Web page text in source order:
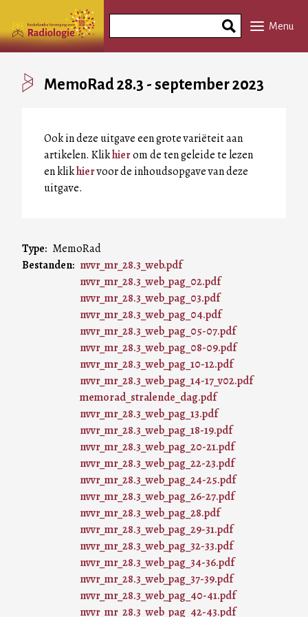
naar
inhoud
Phrase
Menu
MemoRad 28.3 - september 2023
Ook in deze uitgave een grote variëteit aan
artikelen. Klikhierom de ten geleide te lezen
en klikhiervoor de inhoudsopgave van deze
uitgave.
Type MemoRad
Bestanden nvvr_mr_28.3_web.pdf
nvvr_mr_28.3_web_pag_02.pdf
nvvr_mr_28.3_web_pag_03.pdf
nvvr_mr_28.3_web_pag_04.pdf
nvvr_mr_28.3_web_pag_05-07.pdf
nvvr_mr_28.3_web_pag_08-09.pdf
nvvr_mr_28.3_web_pag_10-12.pdf
nvvr_mr_28.3_web_pag_14-17_v02.pdf
memorad_stralende_dag.pdf
nvvr_mr_28.3_web_pag_13.pdf
nvvr_mr_28.3_web_pag_18-19.pdf
nvvr_mr_28.3_web_pag_20-21.pdf
nvvr_mr_28.3_web_pag_22-23.pdf
nvvr_mr_28.3_web_pag_24-25.pdf
nvvr_mr_28.3_web_pag_26-27.pdf
nvvr_mr_28.3_web_pag_28.pdf
nvvr_mr_28.3_web_pag_29-31.pdf
nvvr_mr_28.3_web_pag_32-33.pdf
nvvr_mr_28.3_web_pag_34-36.pdf
nvvr_mr_28.3_web_pag_37-39.pdf
nvvr_mr_28.3_web_pag_40-41.pdf
nvvr_mr_28.3_web_pag_42-43.pdf